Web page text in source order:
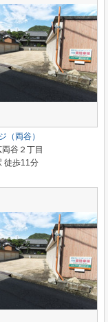
（両谷）
谷２丁目
徒歩11分